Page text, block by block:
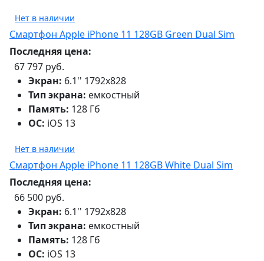
Нет в наличии
Смартфон Apple iPhone 11 128GB Green Dual Sim
Последняя цена:
67 797 руб.
Экран: 6.1'' 1792x828
Тип экрана: емкостный
Память: 128 Гб
ОС: iOS 13
Нет в наличии
Смартфон Apple iPhone 11 128GB White Dual Sim
Последняя цена:
66 500 руб.
Экран: 6.1'' 1792x828
Тип экрана: емкостный
Память: 128 Гб
ОС: iOS 13